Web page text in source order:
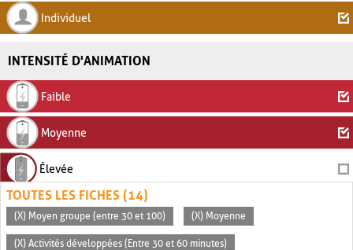
Individuel
INTENSITÉ D'ANIMATION
Faible
Moyenne
Élevée
TOUTES LES FICHES (14)
(X) Moyen groupe (entre 30 et 100) (X) Moyenne
(X) Activités développées (Entre 30 et 60 minutes)